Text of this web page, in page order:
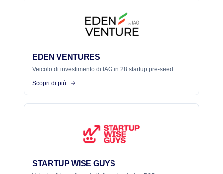
EDEN VENTURES
Veicolo di investimento di IAG in 28 startup pre-seed
Scopri di più
STARTUP WISE GUYS